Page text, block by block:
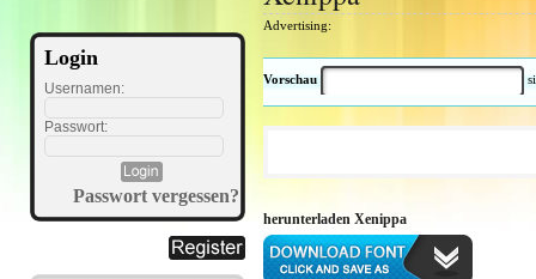
Login
Usernamen:
Passwort:
Passwort vergessen?
Advertising:
Vorschau
herunterladen Xenippa